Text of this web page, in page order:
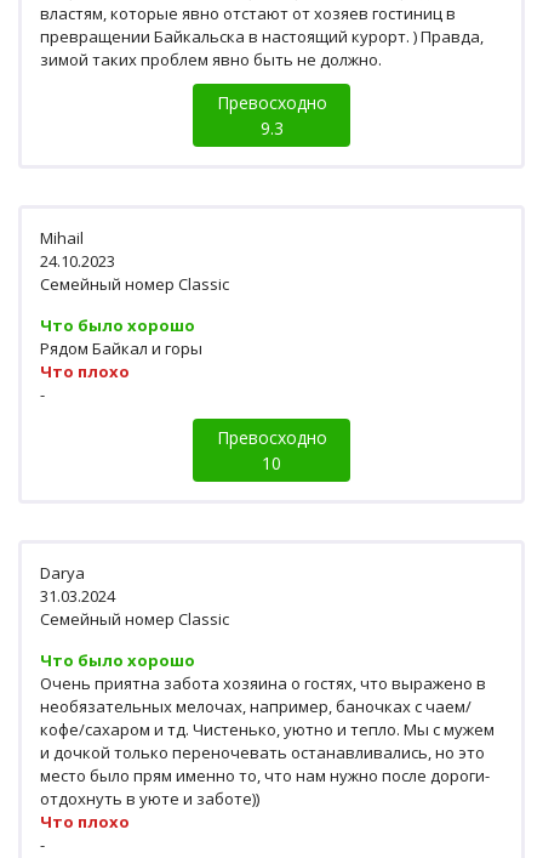
властям, которые явно отстают от хозяев гостиниц в
превращении Байкальска в настоящий курорт. ) Правда,
зимой таких проблем явно быть не должно.
Превосходно
9.3
Mihail
24.10.2023
Семейный номер Classic
Что было хорошо
Рядом Байкал и горы
Что плохо
-
Превосходно
10
Darya
31.03.2024
Семейный номер Classic
Что было хорошо
Очень приятна забота хозяина о гостях, что выражено в
необязательных мелочах, например, баночках с чаем/
кофе/сахаром и тд. Чистенько, уютно и тепло. Мы с мужем
и дочкой только переночевать останавливались, но это
место было прям именно то, что нам нужно после дороги-
отдохнуть в уюте и заботе))
Что плохо
-